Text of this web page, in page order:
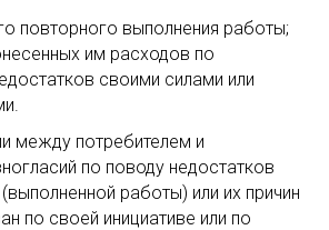
повторного выполнения работы;
им расходов по
своими силами или
между потребителем и
по поводу недостатков
работы) или их причин
по своей инициативе или по